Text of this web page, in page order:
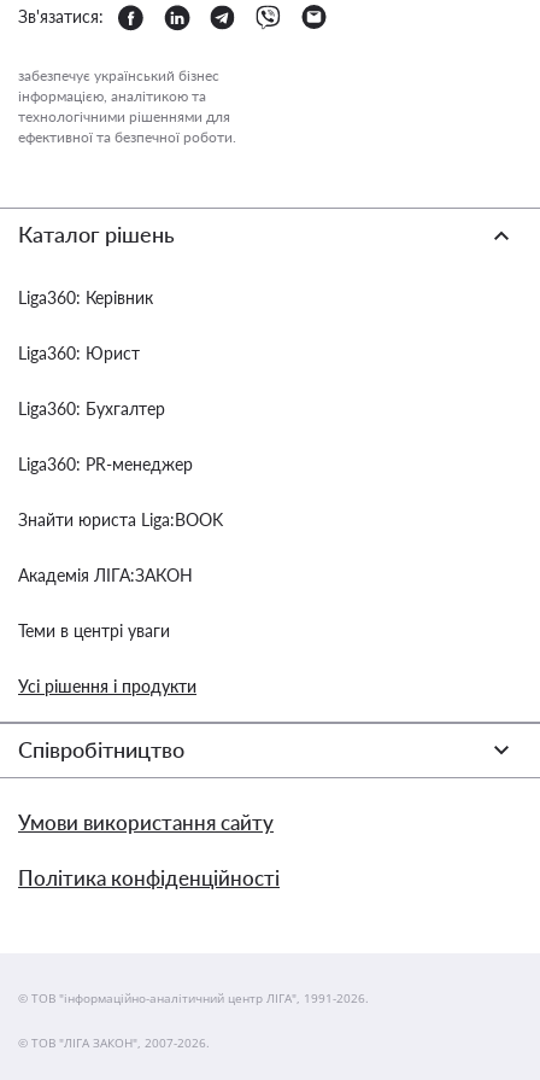
Зв'язатися:
забезпечує український бізнес
інформацією, аналітикою та
технологічними рішеннями для
ефективної та безпечної роботи.
Каталог рішень
Liga360: Керівник
Liga360: Юрист
Liga360: Бухгалтер
Liga360: PR-менеджер
Знайти юриста Liga:BOOK
Академія ЛІГА:ЗАКОН
Теми в центрі уваги
Усі рішення і продукти
Співробітництво
Умови використання сайту
Політика конфіденційності
© ТОВ "інформаційно-аналітичний центр ЛІГА", 1991-2026.
© ТОВ "ЛІГА ЗАКОН", 2007-2026.